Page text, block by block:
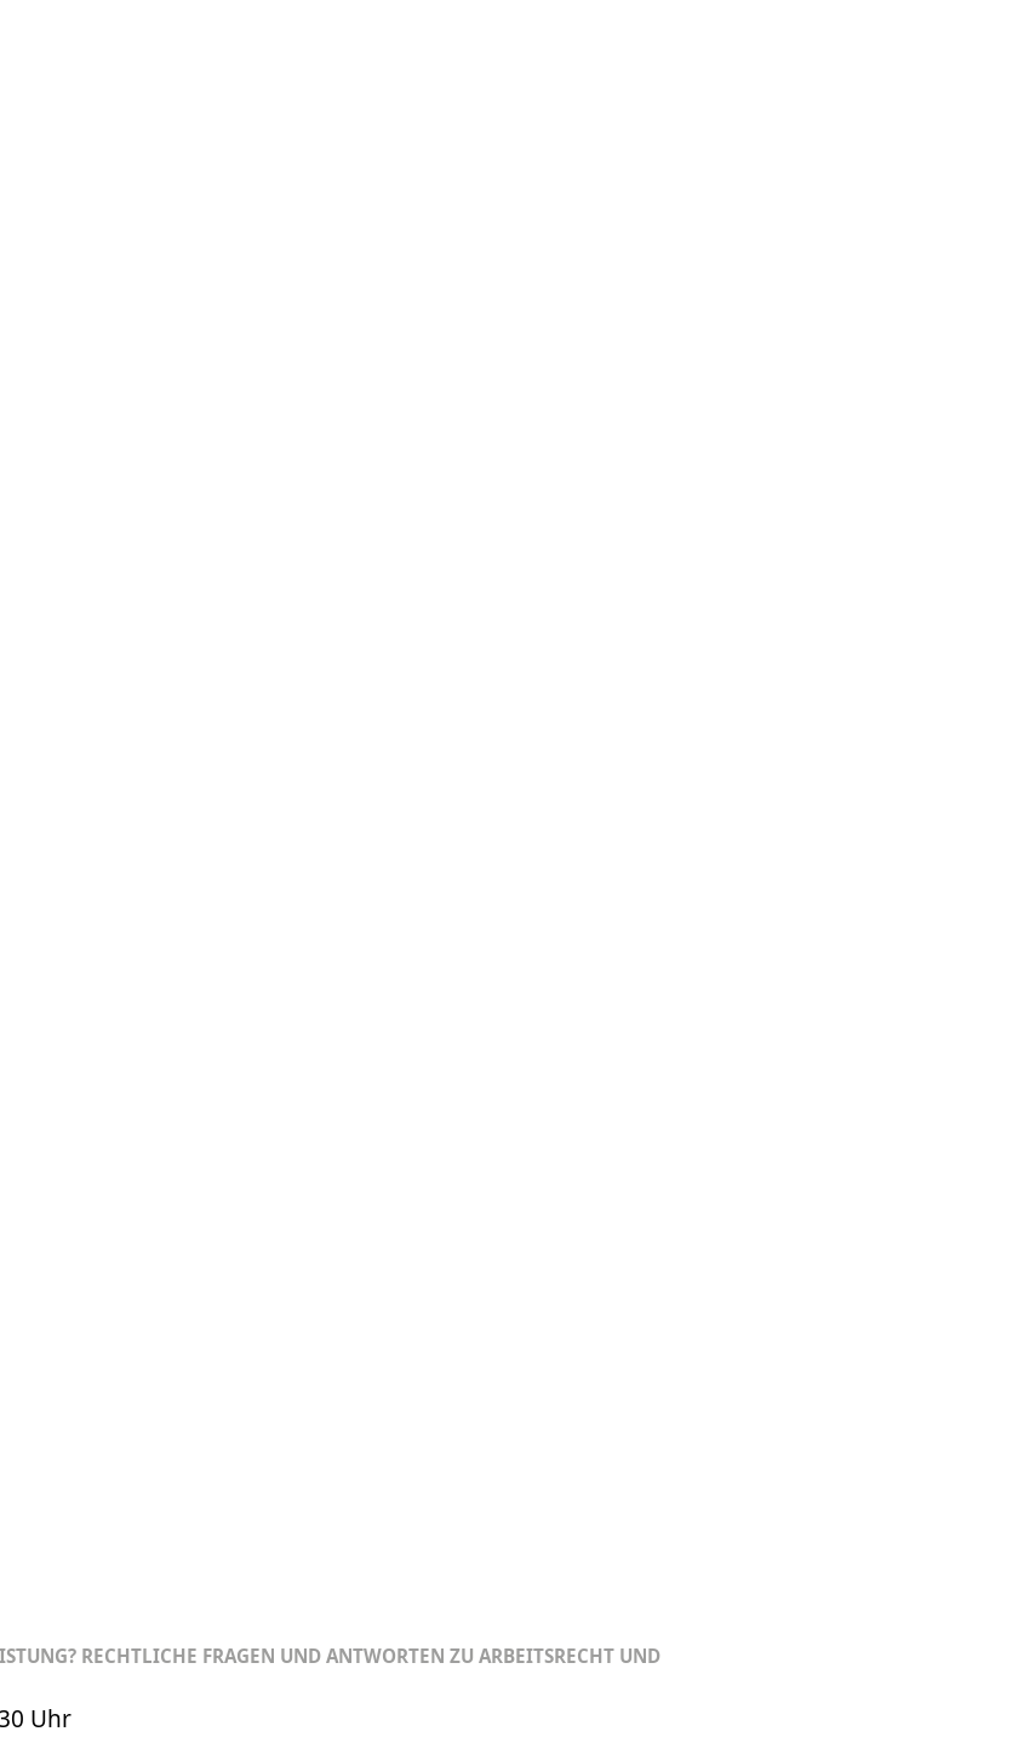
RECHTLICHE FRAGEN UND ANTWORTEN ZU ARBEITSRECHT UND
Uhr